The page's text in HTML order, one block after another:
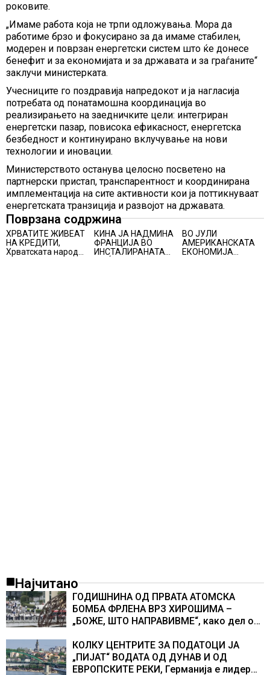
роковите.
„Имаме работа која не трпи одложувања. Мора да
работиме брзо и фокусирано за да имаме стабилен,
модерен и поврзан енергетски систем што ќе донесе
бенефит и за економијата и за државата и за граѓаните“
заклучи министерката.
Учесниците го поздравија напредокот и ја нагласија
потребата од понатамошна координација во
реализирањето на заедничките цели: интегриран
енергетски пазар, повисока ефикасност, енергетска
безбедност и континуирано вклучување на нови
технологии и иновации.
Министерството останува целосно посветено на
партнерски пристап, транспарентност и координирана
имплементација на сите активности кои ја поттикнуваат
енергетската транзиција и развојот на државата.
Поврзана содржина
ХРВАТИТЕ ЖИВЕАТ
НА КРЕДИТИ,
Хрватската народна
КИНА ЈА НАДМИНА
ФРАНЦИЈА ВО
ИНСТАЛИРАНАТА
ВО ЈУЛИ
АМЕРИКАНСКАТА
ЕКОНОМИЈА
Најчитано
ГОДИШНИНА ОД ПРВАТА АТОМСКА
БОМБА ФРЛЕНА ВРЗ ХИРОШИМА –
„БОЖЕ, ШТО НАПРАВИВМЕ“, како дел од
учесниците во бомбардирањето го
доживуваа овој настан што го промени
текот на историјата
КОЛКУ ЦЕНТРИТЕ ЗА ПОДАТОЦИ ЈА
„ПИЈАТ“ ВОДАТА ОД ДУНАВ И ОД
ЕВРОПСКИТЕ РЕКИ, Германија е лидер